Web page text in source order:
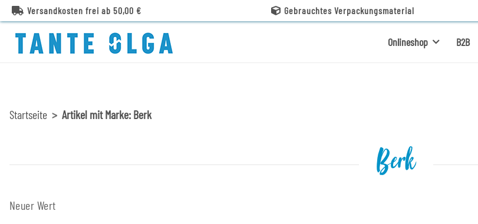
Versandkosten frei ab 50,00 € Gebrauchtes Verpackungsmaterial
Onlineshop B2B
Startseite Artikel mit Marke: Berk
Berk
Neuer Wert